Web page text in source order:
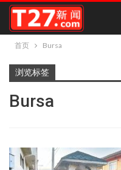
首页 Bursa
浏览标签
Bursa